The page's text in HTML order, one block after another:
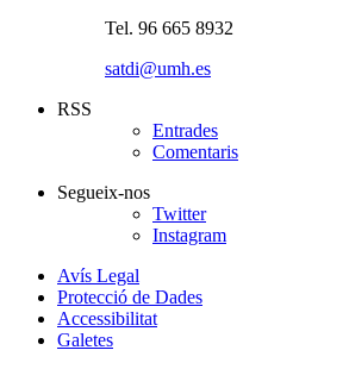
Tel. 96 665 8932
satdi@umh.es
RSS
Entrades
Comentaris
Segueix-nos
Twitter
Instagram
Avís Legal
Protecció de Dades
Accessibilitat
Galetes